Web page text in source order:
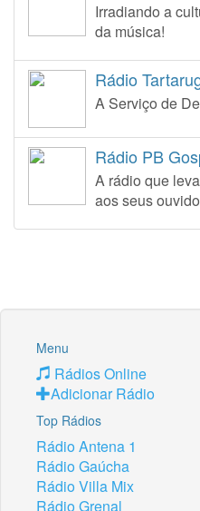
Irradiando a
da música!
Rádio
A Serviço de
Rádio PB
A rádio que
aos seus
Menu
Rádios Online
Adicionar Rádio
Top Rádios
Rádio Antena 1
Rádio Gaúcha
Rádio Villa Mix
Rádio Grenal